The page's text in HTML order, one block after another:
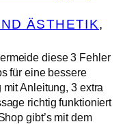
ÄSTHETIK
diese 3 Fehler
für eine bessere
Anleitung, 3 extra
richtig funktioniert
gibt’s mit dem